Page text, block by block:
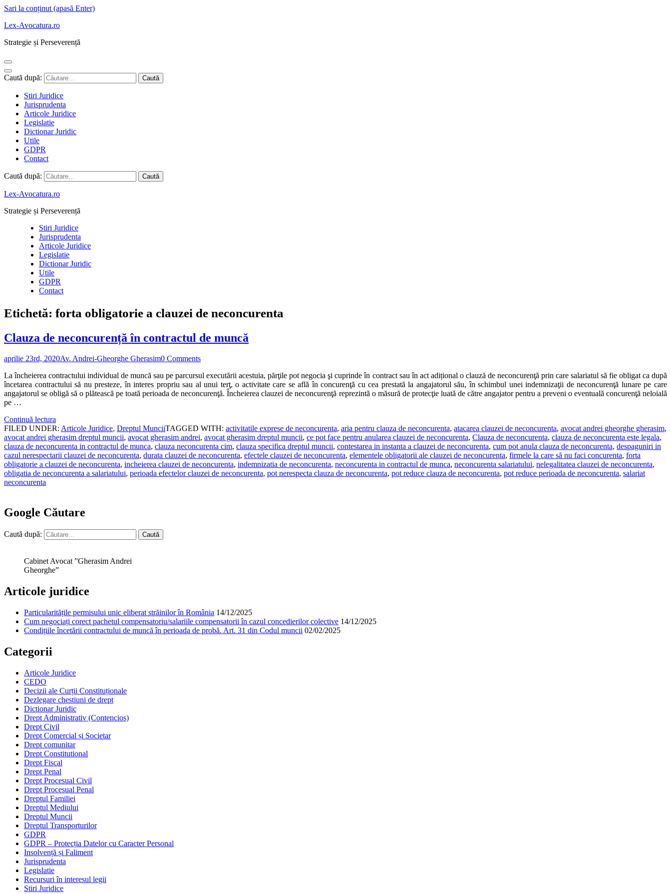
Sari la conținut (apasă Enter)
Lex-Avocatura.ro
Strategie și Perseverență
Caută după:
Stiri Juridice
Jurisprudenta
Articole Juridice
Legislatie
Dictionar Juridic
Utile
GDPR
Contact
Caută după:
Lex-Avocatura.ro
Strategie și Perseverență
Stiri Juridice
Jurisprudenta
Articole Juridice
Legislatie
Dictionar Juridic
Utile
GDPR
Contact
Etichetă: forta obligatorie a clauzei de neconcurenta
Clauza de neconcurență în contractul de muncă
aprilie 23rd, 2020Av. Andrei-Gheorghe Gherasim0 Comments
La încheierea contractului individual de muncă sau pe parcursul executării acestuia, părţile pot negocia şi cuprinde în contract sau în act adițional o clauză de neconcurenţă prin care salariatul să fie obligat ca după
încetarea contractului să nu presteze, în interes propriu sau al unui terţ, o activitate care se află în concurenţă cu cea prestată la angajatorul său, în schimbul unei indemnizaţii de neconcurenţă lunare pe care
angajatorul se obligă să o plătească pe toată perioada de neconcurenţă. Încheierea clauzei de neconcurenţă reprezintă o măsură de protecţie luată de către angajator pentru a preveni o eventuală concurenţă neloială
pe …
Continuă lectura
FILED UNDER: Articole Juridice, Dreptul MunciiTAGGED WITH: activitatile exprese de neconcurenta, aria pentru clauza de neconcurenta, atacarea clauzei de neconcurenta, avocat andrei gheorghe gherasim,
avocat andrei gherasim dreptul muncii, avocat gherasim andrei, avocat gherasim dreptul muncii, ce pot face pentru anularea clauzei de neconcurenta, Clauza de neconcurenta, clauza de neconcurenta este legala,
clauza de neconcurenta in contractul de munca, clauza neconcurenta cim, clauza specifica dreptul muncii, contestarea in instanta a clauzei de neconcurenta, cum pot anula clauza de neconcurenta, despaguniri in
cazul nerespectarii clauzei de neconcurenta, durata clauzei de neconcurenta, efectele clauzei de neconcurenta, elementele obligatorii ale clauzei de neconcurenta, firmele la care să nu faci concurenta, forta
obligatorie a clauzei de neconcurenta, incheierea clauzei de neconcurenta, indemnizatia de neconcurenta, neconcurenta in contractul de munca, neconcurenta salariatului, nelegalitatea clauzei de neconcurenta,
obligatia de neconcurenta a salariatului, perioada efectelor clauzei de neconcurenta, pot nerespecta clauza de neconcurenta, pot reduce clauza de neconcurenta, pot reduce perioada de neconcurenta, salariat
neconcurenta
Google Căutare
Caută după:
Cabinet Avocat ”Gherasim Andrei
Gheorghe”
Articole juridice
Particularitățile permisului unic eliberat străinilor în România 14/12/2025
Cum negociați corect pachetul compensatoriu/salariile compensatorii în cazul concedierilor colective 14/12/2025
Condițiile încetării contractului de muncă în perioada de probă. Art. 31 din Codul muncii 02/02/2025
Categorii
Articole Juridice
CEDO
Decizii ale Curții Constituționale
Dezlegare chestiuni de drept
Dictionar Juridic
Drept Administrativ (Contencios)
Drept Civil
Drept Comercial și Societar
Drept comunitar
Drept Constitutional
Drept Fiscal
Drept Penal
Drept Procesual Civil
Drept Procesual Penal
Dreptul Familiei
Dreptul Mediului
Dreptul Muncii
Dreptul Transporturilor
GDPR
GDPR – Protecția Datelor cu Caracter Personal
Insolvență și Faliment
Jurisprudenta
Legislatie
Recursuri în interesul legii
Stiri Juridice